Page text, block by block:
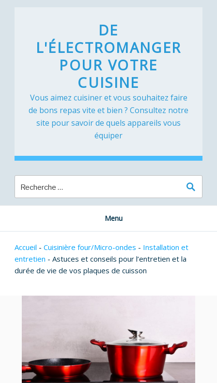
DE
L'ÉLECTROMANGER
POUR VOTRE
CUISINE
Vous aimez cuisiner et vous souhaitez faire
de bons repas vite et bien ? Consultez notre
site pour savoir de quels appareils vous
équiper
Menu
Accueil - Cuisinière four/Micro-ondes - Installation et
entretien - Astuces et conseils pour l’entretien et la
durée de vie de vos plaques de cuisson